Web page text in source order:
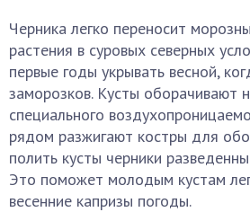
Черника легко переносит
растения в суровых северных
первые годы укрывать весной,
заморозков. Кусты оборачивают
специального
рядом разжигают костры для
полить кусты черники
Это поможет молодым кустам
весенние капризы погоды.